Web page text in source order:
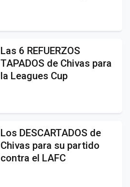
Las 6 REFUERZOS
TAPADOS de Chivas para
la Leagues Cup
Los DESCARTADOS de
Chivas para su partido
contra el LAFC